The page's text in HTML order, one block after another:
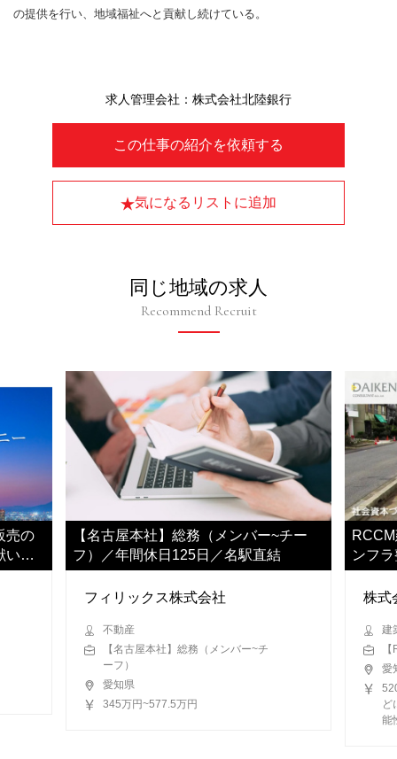
の提供を行い、地域福祉へと貢献し続けている。
この仕事の紹介を依頼する
気になるリストに追加
求人管理会社：株式会社北陸銀行
同じ地域の求人
Recommend Recruit
売の
いた
【名古屋本社】総務（メンバー~チー
フ）／年間休日125日／名駅直結
フィリックス株式会社
不動産
【名古屋本社】総務（メンバー~チ
ーフ）
愛知県
345万円~577.5万円
ンフ
ご担
株式
建
愛
ど
能